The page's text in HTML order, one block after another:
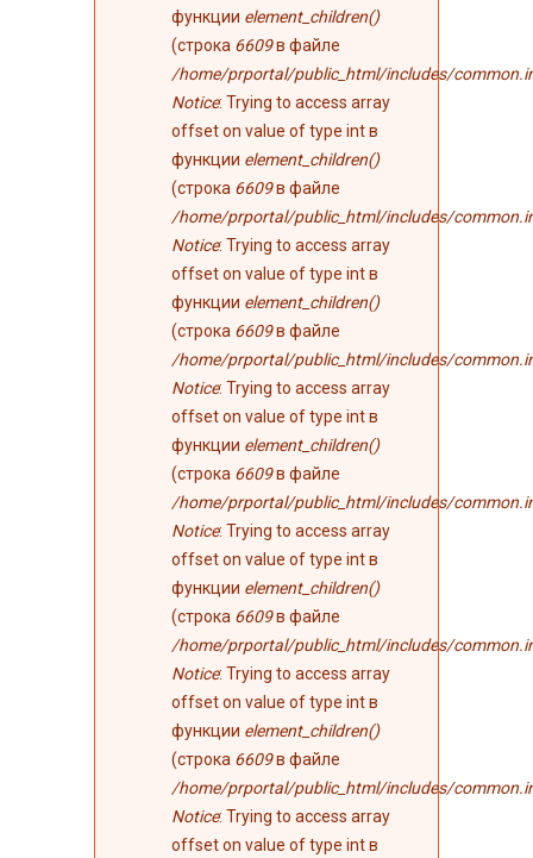
функции element_children()
(строка 6609в файле
/home/prportal/public_html/includes/
Notice: Trying to access array
offset on value of type int в
функции element_children()
(строка 6609в файле
/home/prportal/public_html/includes/
Notice: Trying to access array
offset on value of type int в
функции element_children()
(строка 6609в файле
/home/prportal/public_html/includes/
Notice: Trying to access array
offset on value of type int в
функции element_children()
(строка 6609в файле
/home/prportal/public_html/includes/
Notice: Trying to access array
offset on value of type int в
функции element_children()
(строка 6609в файле
/home/prportal/public_html/includes/
Notice: Trying to access array
offset on value of type int в
функции element_children()
(строка 6609в файле
/home/prportal/public_html/includes/
Notice: Trying to access array
offset on value of type int в